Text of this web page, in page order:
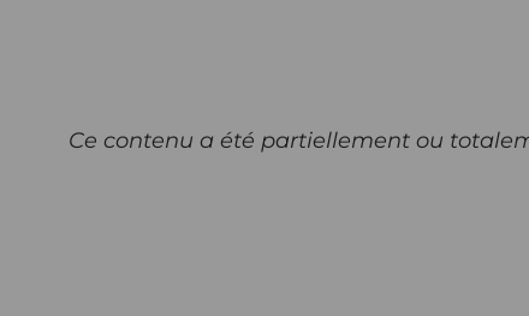
Ce contenu a été partiellement ou